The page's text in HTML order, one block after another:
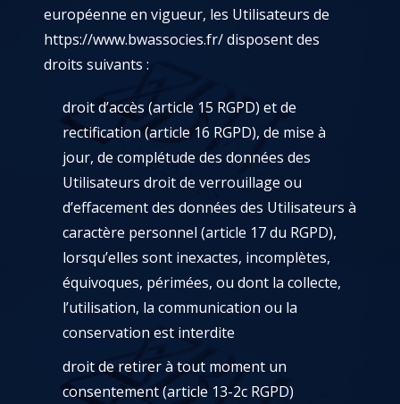
européenne en vigueur, les Utilisateurs de
https://www.bwassocies.fr/disposent des
droits suivants :
droit d’accès (article 15 RGPD) et de
rectification (article 16 RGPD), de mise à
jour, de complétude des données des
Utilisateurs droit de verrouillage ou
d’effacement des données des Utilisateurs à
caractère personnel (article 17 du RGPD),
lorsqu’elles sont inexactes, incomplètes,
équivoques, périmées, ou dont la collecte,
l’utilisation, la communication ou la
conservation est interdite
droit de retirer à tout moment un
consentement (article 13-2c RGPD)